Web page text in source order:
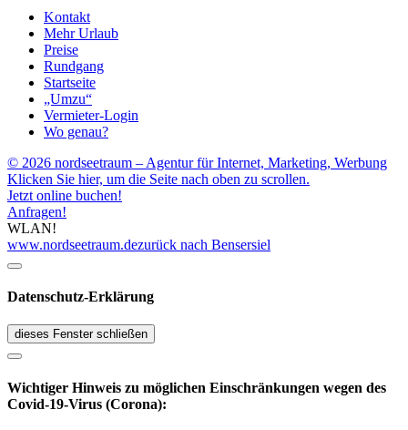
Kontakt
Mehr Urlaub
Preise
Rundgang
Startseite
„Umzu“
Vermieter-Login
Wo genau?
© 2026 nordseetraum – Agentur für Internet, Marketing, Werbung
Klicken Sie hier, um die Seite nach oben zu scrollen.
Jetzt online buchen!
Anfragen!
WLAN!
www.nordseetraum.dezurück nach Bensersiel
Datenschutz-Erklärung
dieses Fenster schließen
Wichtiger Hinweis zu möglichen Ein­schränk­ungen wegen des
Covid-19-Virus (Corona):